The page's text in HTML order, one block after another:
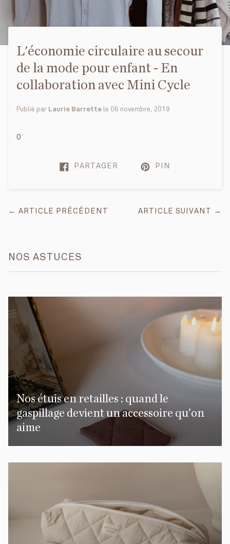
L'économie circulaire au secour
de la mode pour enfant - En
collaboration avec Mini Cycle
Publié par Laurie Barrette le 06 novembre, 2019
0
PARTAGER PIN
← ARTICLE PRÉCÉDENT ARTICLE SUIVANT →
NOS ASTUCES
Nos étuis en retailles : quand le
gaspillage devient un accessoire qu'on
aime